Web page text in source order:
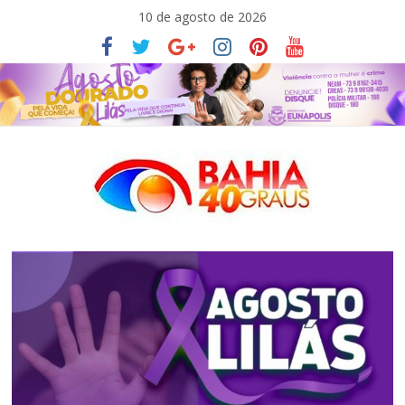
conteúdo
10 de agosto de 2026
Bahia40graus
Notícias
de
política,
meio